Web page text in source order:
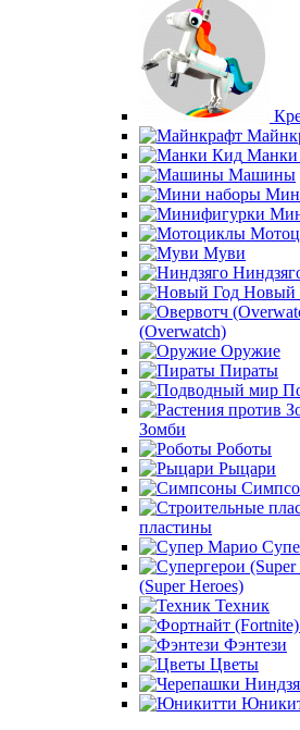
Машины
Муви
Новый
(Overwatch)
Оружие
Пираты
Зомби
Роботы
Рыцари
пластины
(Super Heroes)
Техник
Фэнтези
Цветы